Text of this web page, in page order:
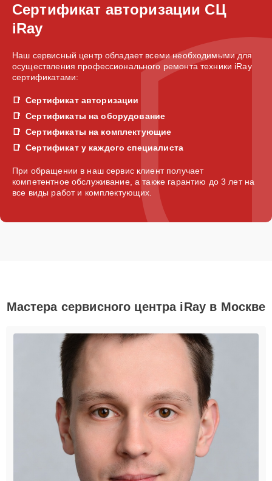
Сертификат авторизации СЦ
iRay
Наш сервисный центр обладает всеми необходимыми для
осуществления профессионального ремонта техники iRay
сертификатами:
Сертификат авторизации
Сертификаты на оборудование
Сертификаты на комплектующие
Сертификат у каждого специалиста
При обращении в наш сервис клиент получает
компетентное обслуживание, а также гарантию до 3 лет на
все виды работ и комплектующих.
Мастера сервисного центра iRay в Москве